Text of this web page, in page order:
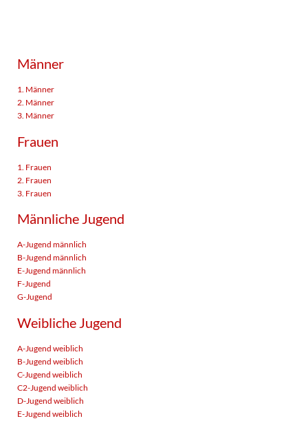
Männer
1. Männer
2. Männer
3. Männer
Frauen
1. Frauen
2. Frauen
3. Frauen
Männliche Jugend
A-Jugend männlich
B-Jugend männlich
E-Jugend männlich
F-Jugend
G-Jugend
Weibliche Jugend
A-Jugend weiblich
B-Jugend weiblich
C-Jugend weiblich
C2-Jugend weiblich
D-Jugend weiblich
E-Jugend weiblich